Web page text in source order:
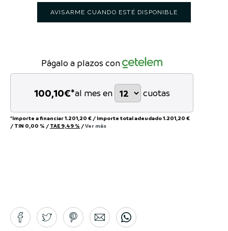
AVISARME CUANDO ESTÉ DISPONIBLE
Págalo a plazos con
100,10€*al mes en cuotas
*Importe a financiar1.201,20 € / Importe total adeudado1.201,20 €
/ TIN 0,00 % / TAE 9,49 % /Ver más